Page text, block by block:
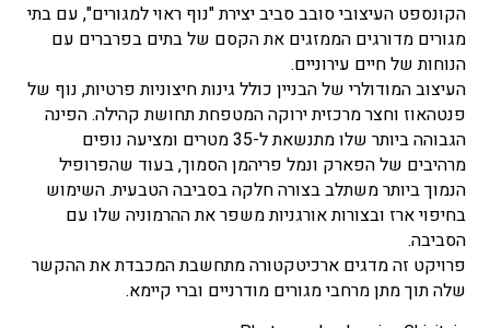
הקונספט העיצובי סובב סביב יצירת "נוף ראוי למגורים", עם בתי
מגורים מדורגים הממזגים את הקסם של בתים בפרברים עם
הנוחות של חיים עירוניים.
העיצוב המודולרי של הבניין כולל גינות חיצוניות פרטיות, נוף של
פנטהאוז וחצר מרכזית ירוקה המטפחת תחושת קהילה. הפינה
הגבוהה ביותר שלו מתנשאת ל-35 מטרים ומציעה נופים
מרהיבים של הפארק ונמל פריהמן הסמוך, בעוד שהפרופיל
הנמוך ביותר משתלב בצורה חלקה בסביבה הטבעית. השימוש
בחיפוי ארז ובצורות אורגניות משפר את ההרמוניה שלו עם
הסביבה.
פרויקט זה מדגים ארכיטקטורה מתחשבת המכבדת את ההקשר
שלה תוך מתן מרחבי מגורים מודרניים וברי קיימא.